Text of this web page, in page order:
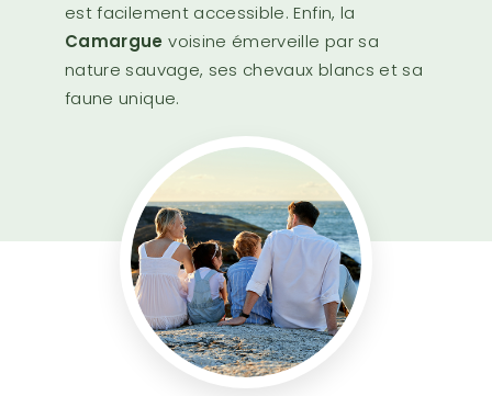
est facilement accessible. Enfin, la
Camargue voisine émerveille par sa
nature sauvage, ses chevaux blancs et sa
faune unique.